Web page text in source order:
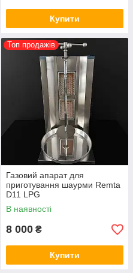
Купити
Топ продажів
Газовий апарат для
приготування шаурми Remta
D11 LPG
В наявності
8 000 ₴
Купити